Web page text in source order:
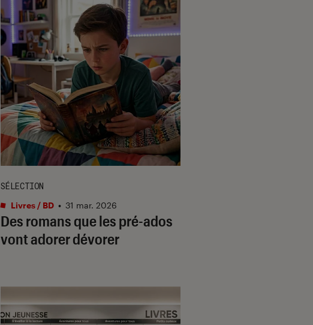
Des romans que les pré-ados
vont adorer dévorer
SÉLECTION
Livres / BD • 31 mar. 2026